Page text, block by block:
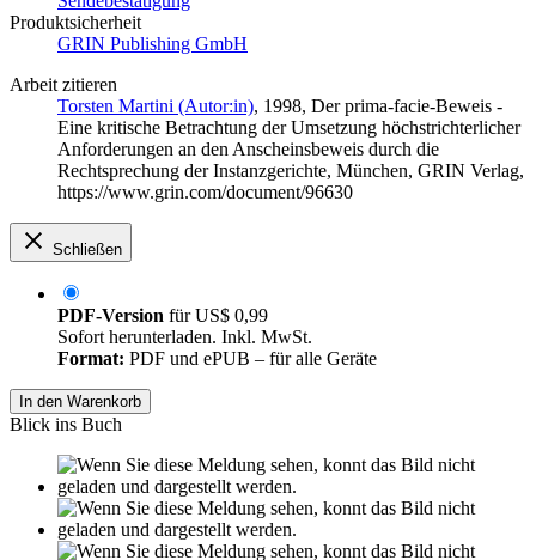
Produktsicherheit
GRIN Publishing GmbH
Arbeit zitieren
Torsten Martini (Autor:in), 1998, Der prima-facie-Beweis -
Eine kritische Betrachtung der Umsetzung höchstrichterlicher
Anforderungen an den Anscheinsbeweis durch die
Rechtsprechung der Instanzgerichte, München, GRIN Verlag,
https://www.grin.com/document/96630
Schließen
PDF-Version fürUS$ 0,99
Sofort herunterladen. Inkl. MwSt.
Format: PDF und ePUB – für alle Geräte
In den Warenkorb
Blick ins Buch